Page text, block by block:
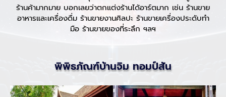
ร้านค้ามากมาย บอกเลยว่าตกแต่งร้านได้อาร์ตมาก เช่น ร้านขาย
อาหารและเครื่องดื่ม ร้านขายงานศิลปะ ร้านขายเครื่องประดับทำ
มือ ร้านขายของที่ระลึก ฯลฯ
พิพิธภัณฑ์บ้านจิม ทอมป์สัน